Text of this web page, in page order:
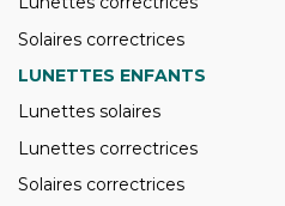
Solaires correctrices
LUNETTES ENFANTS
Lunettes solaires
Lunettes correctrices
Solaires correctrices